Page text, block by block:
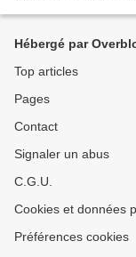
Hébergé par
Top articles
Pages
Contact
Signaler un abus
C.G.U.
Cookies et données
Préférences cookies